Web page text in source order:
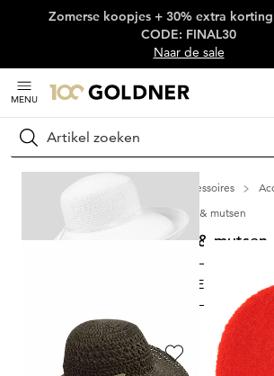
Skip naar hoofdinhoud
Zomerse koopjes + 30% extra
CODE: FINAL30
Naar de sale
MENU
Zoeken
Home Schoenen & accessoires
Hoeden & mutsen
Hoeden & mutsen
FILTEREN EN